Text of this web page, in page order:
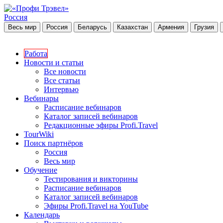
Россия
Весь мир Россия Беларусь Казахстан Армения Грузия
Работа
Новости и статьи
Все новости
Все статьи
Интервью
Вебинары
Расписание вебинаров
Каталог записей вебинаров
Редакционные эфиры Profi.Travel
TourWiki
Поиск партнёров
Россия
Весь мир
Обучение
Тестирования и викторины
Расписание вебинаров
Каталог записей вебинаров
Эфиры Profi.Travel на YouTube
Календарь